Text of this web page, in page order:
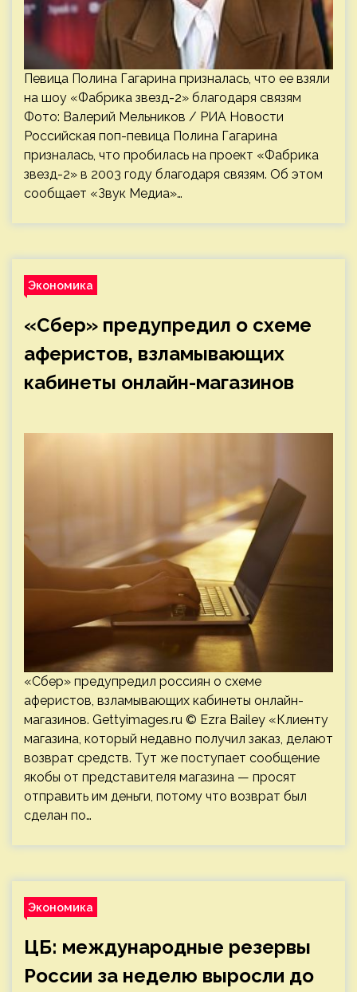
Певица Полина Гагарина призналась, что ее взяли
на шоу «Фабрика звезд-2» благодаря связям
Фото: Валерий Мельников / РИА Новости
Российская поп-певица Полина Гагарина
призналась, что пробилась на проект «Фабрика
звезд-2» в 2003 году благодаря связям. Об этом
сообщает «Звук Медиа»…
Экономика
«Сбер» предупредил о схеме
аферистов, взламывающих
кабинеты онлайн-магазинов
«Сбер» предупредил россиян о схеме
аферистов, взламывающих кабинеты онлайн-
магазинов. Gettyimages.ru © Ezra Bailey «Клиенту
магазина, который недавно получил заказ, делают
возврат средств. Тут же поступает сообщение
якобы от представителя магазина — просят
отправить им деньги, потому что возврат был
сделан по…
Экономика
ЦБ: международные резервы
России за неделю выросли до